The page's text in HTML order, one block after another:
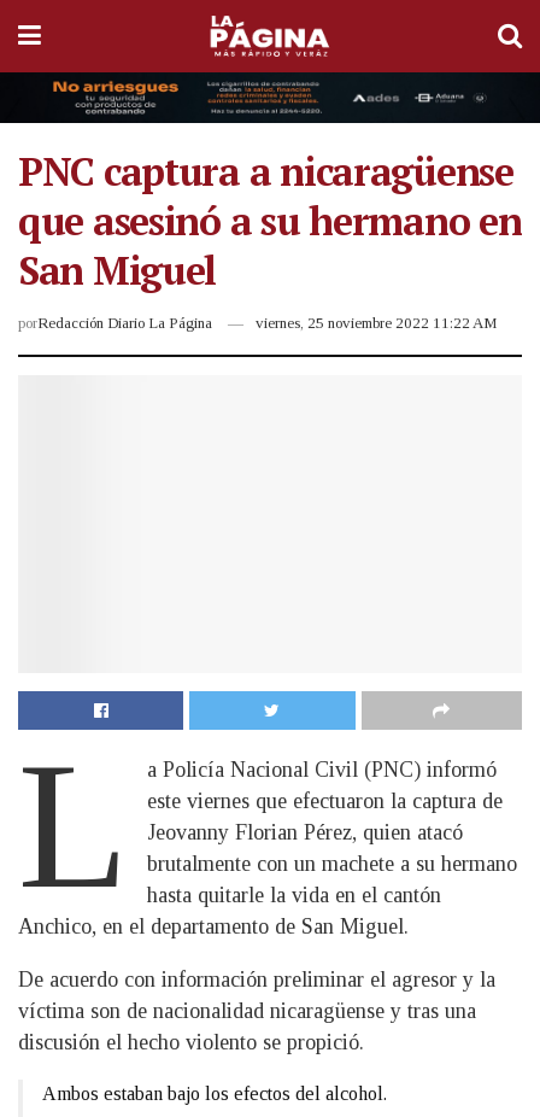
PNC captura a nicaragüense
que asesinó a su hermano en
San Miguel
porRedacción Diario La Página viernes, 25 noviembre 2022 11:22 AM
L
a Policía Nacional Civil (PNC) informó
este viernes que efectuaron la captura de
Jeovanny Florian Pérez, quien atacó
brutalmente con un machete a su hermano
hasta quitarle la vida en el cantón
Anchico, en el departamento de San Miguel.
De acuerdo con información preliminar el agresor y la
víctima son de nacionalidad nicaragüense y tras una
discusión el hecho violento se propició.
Ambos estaban bajo los efectos del alcohol.